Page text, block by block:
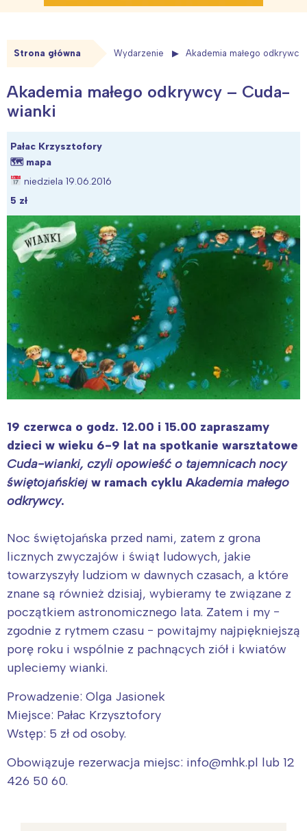
Strona główna Wydarzenie Akademia małego
Akademia małego odkrywcy – Cuda-
wianki
Pałac Krzysztofory
🗺 mapa
niedziela 19.06.2016
5 zł
19 czerwca o godz. 12.00 i 15.00 zapraszamy
dzieci w wieku 6-9 lat na spotkanie warsztatowe
Cuda-wianki, czyli opowieść o tajemnicach nocy
świętojańskiej w ramach cyklu Akademia małego
odkrywcy.
Noc świętojańska przed nami, zatem z grona
licznych zwyczajów i świąt ludowych, jakie
towarzyszyły ludziom w dawnych czasach, a które
znane są również dzisiaj, wybieramy te związane z
początkiem astronomicznego lata. Zatem i my −
zgodnie z rytmem czasu − powitajmy najpiękniejszą
porę roku i wspólnie z pachnących ziół i kwiatów
upleciemy wianki.
Prowadzenie: Olga Jasionek
Miejsce: Pałac Krzysztofory
Wstęp: 5 zł od osoby.
Obowiązuje rezerwacja miejsc: info@mhk.pl lub 12
426 50 60.